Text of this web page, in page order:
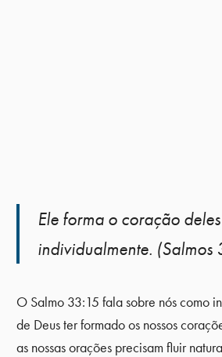
Ele forma o coração deles
individualmente. (Salmos
O Salmo 33:15 fala sobre nós como
de Deus ter formado os nossos
as nossas orações precisam fluir